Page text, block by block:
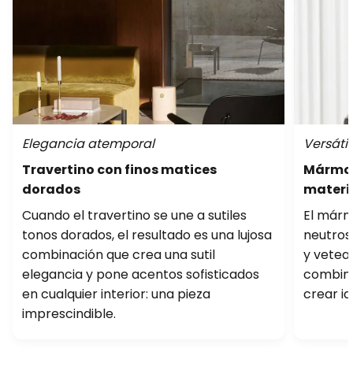
Elegancia atemporal
Travertino con finos matices
dorados
Cuando el travertino se une a sutiles
tonos dorados, el resultado es una lujosa
combinación que crea una sutil
elegancia y pone acentos sofisticados
en cualquier interior: una pieza
imprescindible.
El
y
crear